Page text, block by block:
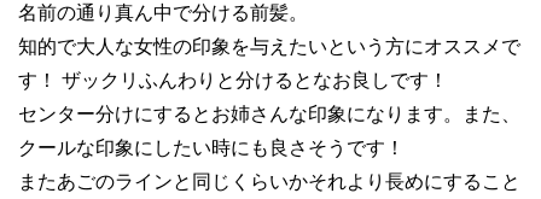
名前の通り真ん中で分ける前髪。
知的で大人な女性の印象を与えたいという方にオススメで
す！ ザックリふんわりと分けるとなお良しです！
センター分けにするとお姉さんな印象になります。また、
クールな印象にしたい時にも良さそうです！
またあごのラインと同じくらいかそれより長めにすること